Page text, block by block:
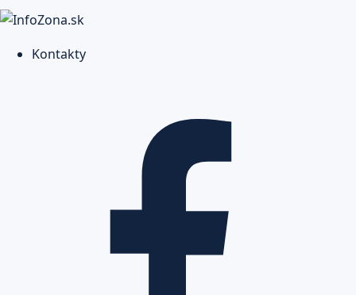
Kontakty